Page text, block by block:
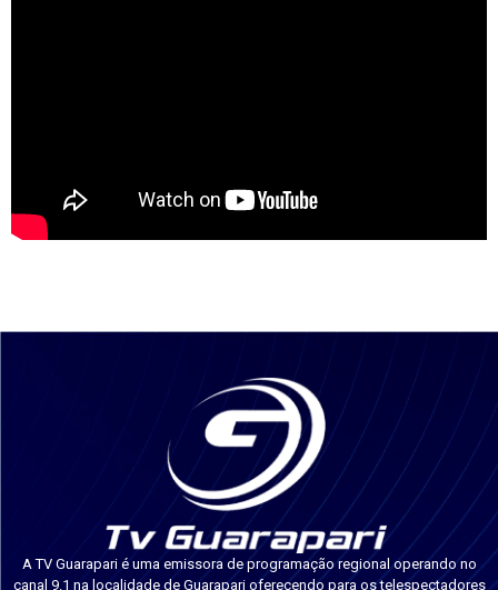
A TV Guarapari é uma emissora de programação regional operando no
canal 9.1 na localidade de Guarapari oferecendo para os telespectadores